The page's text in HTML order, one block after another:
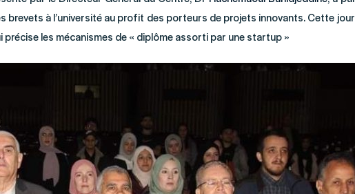
brevets à l’université au profit des porteurs de projets innovants. Cette
les mécanismes de « diplôme assorti par une startup »